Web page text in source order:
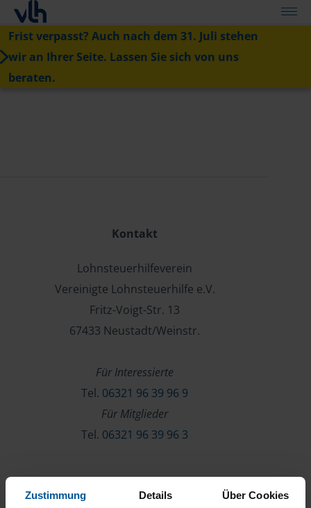
Zustimmung Details Über Cookies
Frist verpasst? Auch nach dem 31. Juli stehen
wir an Ihrer Seite. Lassen Sie sich von uns
beraten.
Kontakt
Lohnsteuerhilfeverein
Vereinigte Lohnsteuerhilfe e.V.
Fritz-Voigt-Str. 13
67433 Neustadt/Weinstr.
Für Interessierte
Tel. 06321 96 39 96 9
Für Mitglieder
Tel. 06321 96 39 96 3